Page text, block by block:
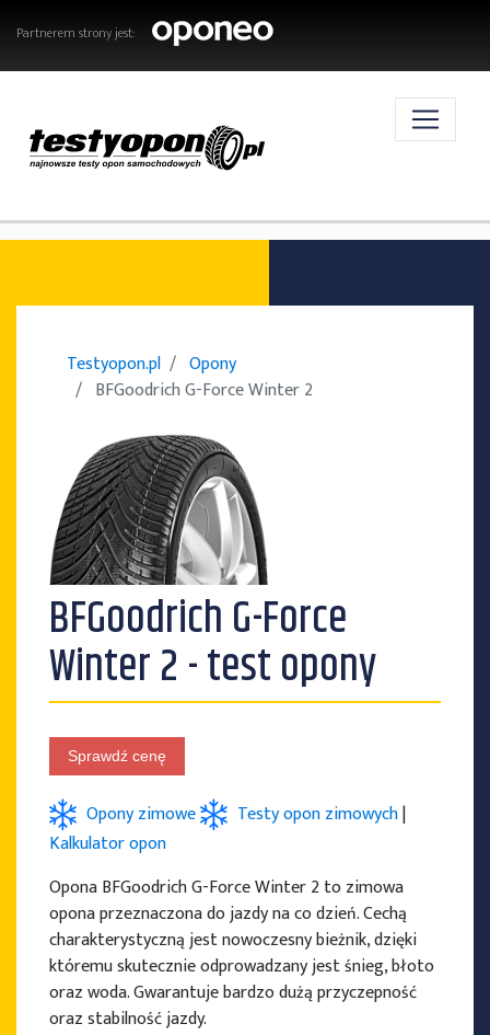
Partnerem strony jest:
AKTUALNOŚCI
OPONY
TESTY OPON
PRODUCENCI OPON
Testyopon.pl
Opony
BFGoodrich G-Force Winter 2
BFGoodrich G-Force
Winter 2 - test opony
Sprawdź cenę
Opony zimowe Testy opon zimowych|
Kalkulator opon
Opona BFGoodrich G-Force Winter 2 to zimowa
opona przeznaczona do jazdy na co dzień. Cechą
charakterystyczną jest nowoczesny bieżnik, dzięki
któremu skutecznie odprowadzany jest śnieg, błoto
oraz woda. Gwarantuje bardzo dużą przyczepność
oraz stabilność jazdy.